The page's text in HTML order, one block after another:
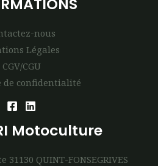
nous
Légales
CGV/CGU
de confidentialité
Motoculture
QUINT-FONSEGRIVES